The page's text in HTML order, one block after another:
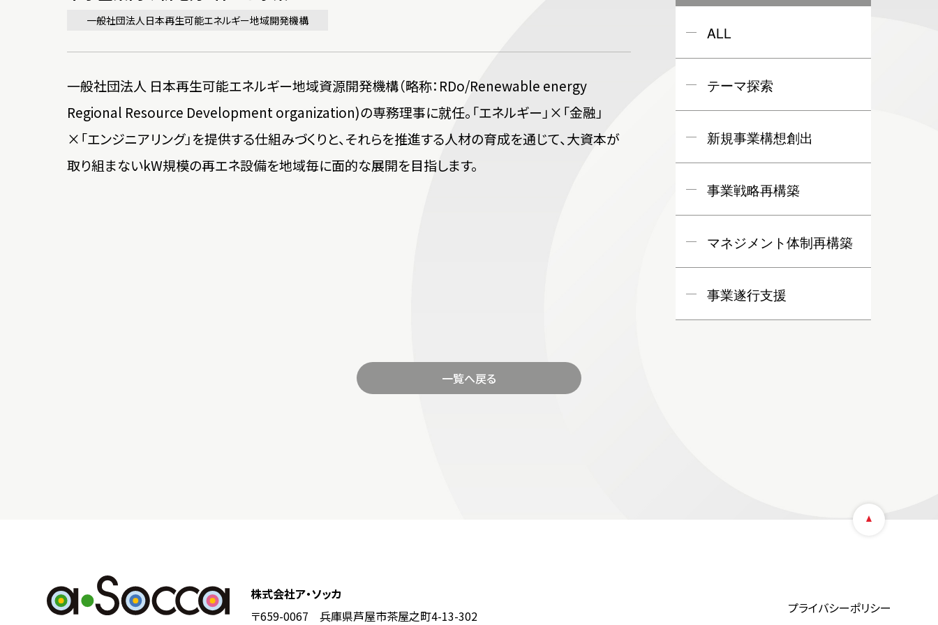
一般社団法人日本再生可能エネルギー地域開発機構
一般社団法人 日本再生可能エネルギー地域資源開発機構（略称：RDo/Renewable energy
Regional Resource Development organization)の専務理事に就任。「エネルギー」×「金融」
×「エンジニアリング」を提供する仕組みづくりと、それらを推進する人材の育成を通じて、大資本が
取り組まないkW規模の再エネ設備を地域毎に面的な展開を目指します。
ALL
テーマ探索
新規事業構想創出
事業戦略再構築
マネジメント体制再構築
事業遂行支援
一覧へ戻る
株式会社ア・ソッカ
〒659-0067 兵庫県芦屋市茶屋之町4-13-302
プライバシーポリシー